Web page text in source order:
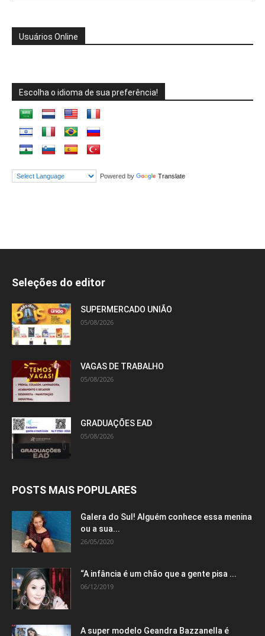
Usuários Online
Escolha o idioma de sua preferência!
Powered by Translate
Seleções do editor
SUPERMERCADO UNIÃO
05/08/2026
VAGAS DE TRABALHO
05/08/2026
GRADUAÇÕES EAD
05/08/2026
POSTS MAIS POPULARES
Galera do Sul! Alguém conhece essa menina
ou a sua...
26/05/2020
“A infância é um chão que a gente pisa ...
06/12/2019
A super modelo Geandra Bazzanella é